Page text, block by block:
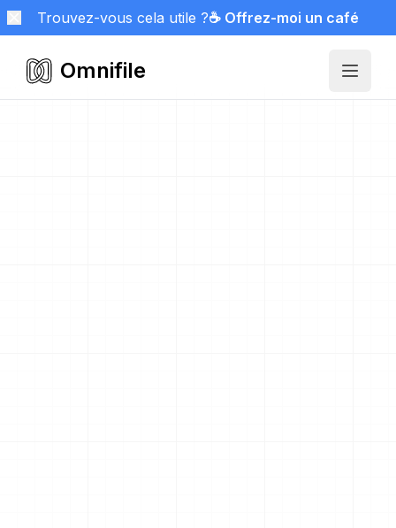
Trouvez-vous cela utile ?☕ Offrez-moi un café
Omnifile